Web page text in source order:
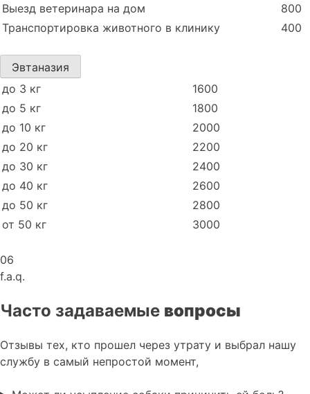
Выезд ветеринара на дом
800
Транспортировка животного в клинику
400
Эвтаназия
до 3 кг
1600
до 5 кг
1800
до 10 кг
2000
до 20 кг
2200
до 30 кг
2400
до 40 кг
2600
до 50 кг
2800
от 50 кг
3000
06
f.a.q.
Часто задаваемые вопросы
Отзывы тех, кто прошел через утрату и выбрал нашу
службу в самый непростой момент,